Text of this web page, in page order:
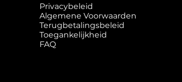
Privacybeleid
Algemene Voorwaarden
Terugbetalingsbeleid
Toegankelijkheid
FAQ